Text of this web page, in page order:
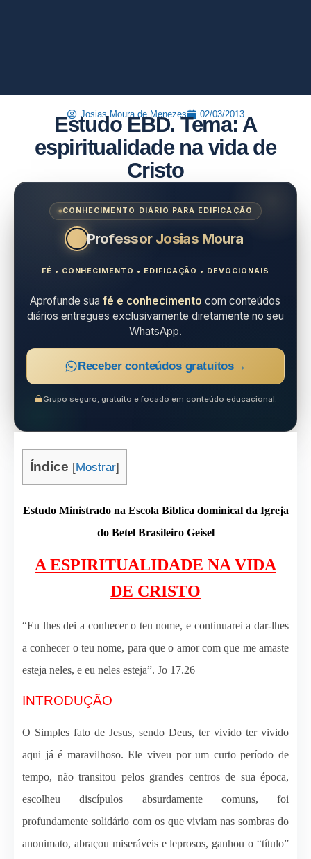
Josias Moura de Menezes 02/03/2013
Estudo EBD. Tema: A
espiritualidade na vida de
Cristo
CONHECIMENTO DIÁRIO PARA EDIFICAÇÃO
Professor Josias Moura
FÉ • CONHECIMENTO • EDIFICAÇÃO • DEVOCIONAIS
Aprofunde suafé e conhecimento com conteúdos
diários entregues exclusivamente diretamente no seu
WhatsApp.
Receber conteúdos gratuitos →
Grupo seguro, gratuito e focado em conteúdo educacional.
Índice [Mostrar]
Estudo Ministrado na Escola Biblica dominical da Igreja
do Betel Brasileiro Geisel
A ESPIRITUALIDADE NA VIDA
DE CRISTO
“Eu lhes dei a conhecer o teu nome, e continuarei a dar-lhes
a conhecer o teu nome, para que o amor com que me amaste
esteja neles, e eu neles esteja”. Jo 17.26
INTRODUÇÃO
O Simples fato de Jesus, sendo Deus, ter vivido ter vivido
aqui já é maravilhoso. Ele viveu por um curto período de
tempo, não transitou pelos grandes centros de sua época,
escolheu discípulos absurdamente comuns, foi
profundamente solidário com os que viviam nas sombras do
anonimato, abraçou miseráveis e leprosos, ganhou o “título”